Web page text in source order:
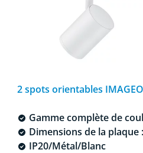
2 spots orientables IMAGEO
Gamme complète de
Dimensions de la plaque
IP20/Métal/Blanc